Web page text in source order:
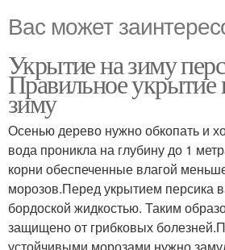
Вас может
Укрытие на зиму
Правильное укрытие
зиму
Осенью дерево нужно обкопать и
вода проникла на глубину до 1
корни обеспеченные влагой
морозов.Перед укрытием персика
бордоской жидкостью. Таким
защищено от грибковых
устойчивыми морозами нужно